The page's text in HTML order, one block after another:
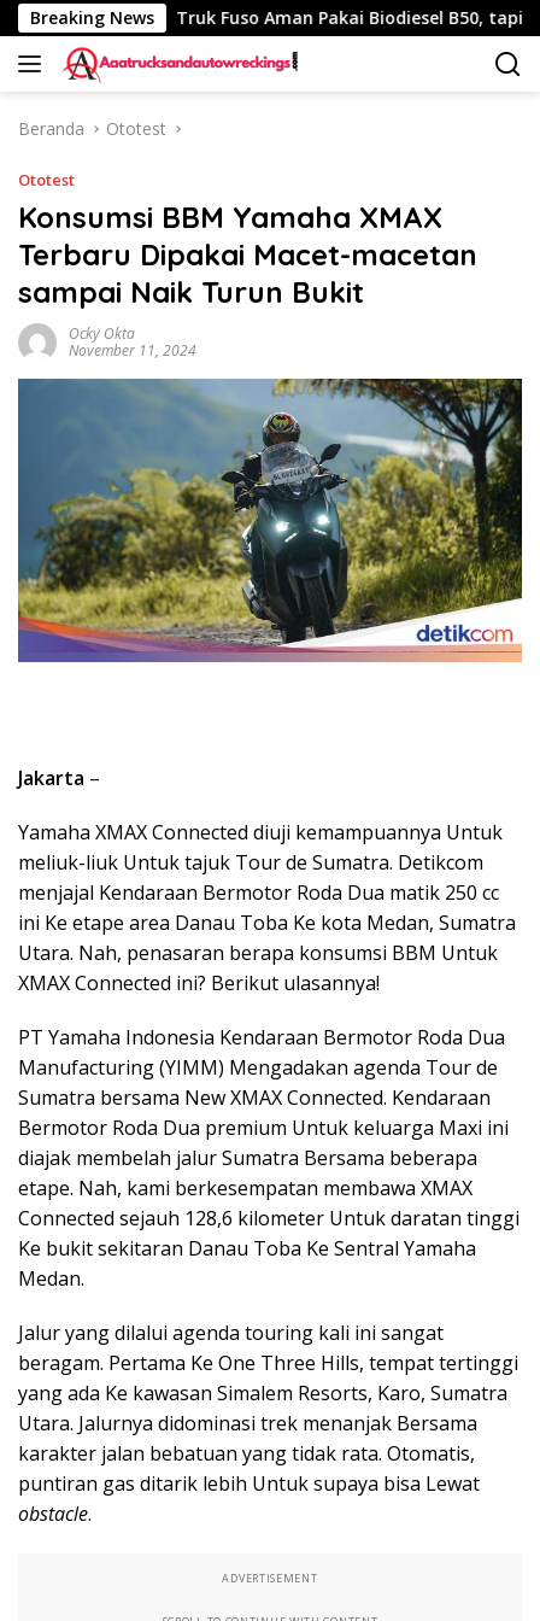
Langsung
ke
konten
Breaking News
Km Truk Fuso Aman Pakai Biodiesel B50, tapi Ada
Beranda Ototest
Ototest
Konsumsi BBM Yamaha XMAX
Terbaru Dipakai Macet-macetan
sampai Naik Turun Bukit
Ocky Okta
November 11, 2024
Jakarta –
Yamaha XMAX Connected diuji kemampuannya Untuk
meliuk-liuk Untuk tajuk Tour de Sumatra. Detikcom
menjajal Kendaraan Bermotor Roda Dua matik 250 cc
ini Ke etape area Danau Toba Ke kota Medan, Sumatra
Utara. Nah, penasaran berapa konsumsi BBM Untuk
XMAX Connected ini? Berikut ulasannya!
PT Yamaha Indonesia Kendaraan Bermotor Roda Dua
Manufacturing (YIMM) Mengadakan agenda Tour de
Sumatra bersama New XMAX Connected. Kendaraan
Bermotor Roda Dua premium Untuk keluarga Maxi ini
diajak membelah jalur Sumatra Bersama beberapa
etape. Nah, kami berkesempatan membawa XMAX
Connected sejauh 128,6 kilometer Untuk daratan tinggi
Ke bukit sekitaran Danau Toba Ke Sentral Yamaha
Medan.
Jalur yang dilalui agenda touring kali ini sangat
beragam. Pertama Ke One Three Hills, tempat tertinggi
yang ada Ke kawasan Simalem Resorts, Karo, Sumatra
Utara. Jalurnya didominasi trek menanjak Bersama
karakter jalan bebatuan yang tidak rata. Otomatis,
puntiran gas ditarik lebih Untuk supaya bisa Lewat
obstacle.
ADVERTISEMENT